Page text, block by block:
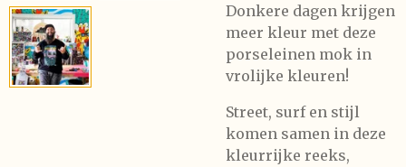
Donkere dagen krijgen
meer kleur met deze
porseleinen mok in
vrolijke kleuren!
Street, surf en stijl
komen samen in deze
kleurrijke reeks,